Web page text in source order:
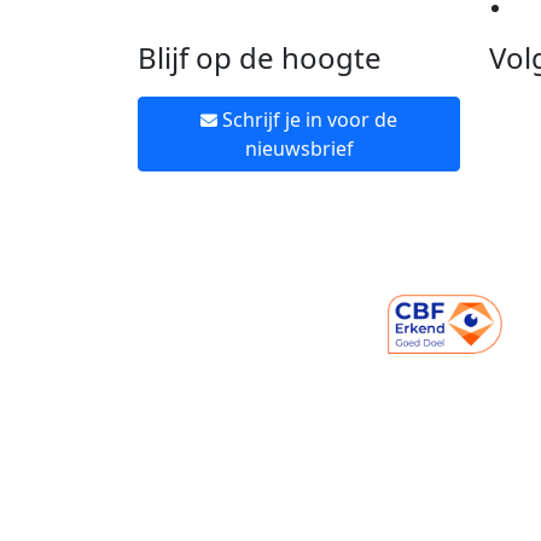
Blijf op de hoogte
Schrijf je in voor de
nieuwsbrief